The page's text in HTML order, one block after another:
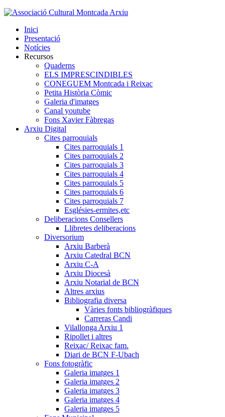
Inici
Presentació
Notícies
Recursos
Quaderns
ELS IMPRESCINDIBLES
CONEGUEM Montcada i Reixac
Petita Història Còmic
Galeria d'imatges
Canal youtube
Fons Xavier Fàbregas
Arxiu Digital
Cites parroquials
Cites parroquials 1
Cites parroquials 2
Cites parroquials 3
Cites parroquials 4
Cites parroquials 5
Cites parroquials 6
Cites parroquials 7
Esglésies-ermites,etc
Deliberacions Consellers
Llibretes deliberacions
Diversorium
Arxiu Barberà
Arxiu Catedral BCN
Arxiu C-A
Arxiu Diocesà
Arxiu Notarial de BCN
Altres arxius
Bibliografia diversa
Vàries fonts bibliogràfiques
Carreras Candi
Vilallonga Arxiu 1
Ripollet i altres
Reixac/ Reixac fam.
Diari de BCN F-Ubach
Fons fotogràfic
Galeria imatges 1
Galeria imatges 2
Galeria imatges 3
Galeria imatges 4
Galeria imatges 5